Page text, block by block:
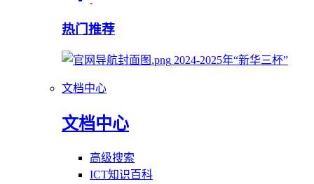
热门推荐
2024-2025年“新华三杯”
文档中心
文档中心
高级搜索
ICT知识百科